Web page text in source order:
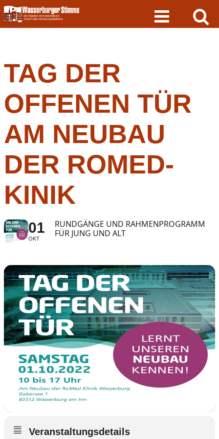
Skip
to
content
TAG DER
OFFENEN TÜR
AM NEUBAU
DER ROMED-
KINIK
01
OKT
RUNDGÄNGE UND RAHMENPROGRAMM
FÜR JUNG UND ALT
Veranstaltungsdetails